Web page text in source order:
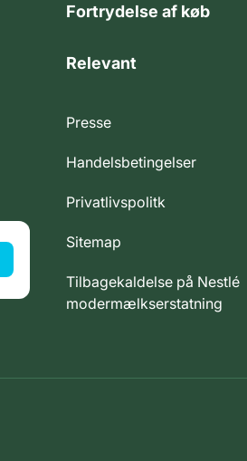
Fortrydelse af køb
Relevant
Presse
Handelsbetingelser
Privatlivspolitk
Sitemap
Tilbagekaldelse på Nestlé
modermælkserstatning